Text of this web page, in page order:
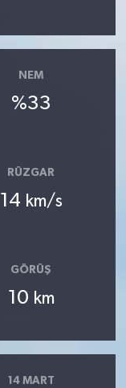
NEM
%33
RÜZGAR
14 km/s
GÖRÜŞ
10 km
14 MART